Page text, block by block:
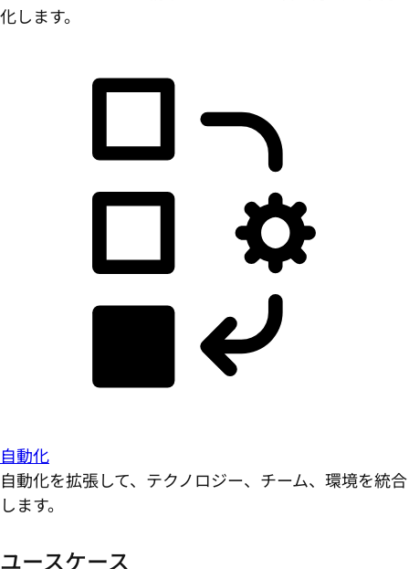
化します。
自動化
自動化を拡張して、テクノロジー、チーム、環境を統合
します。
ユースケース